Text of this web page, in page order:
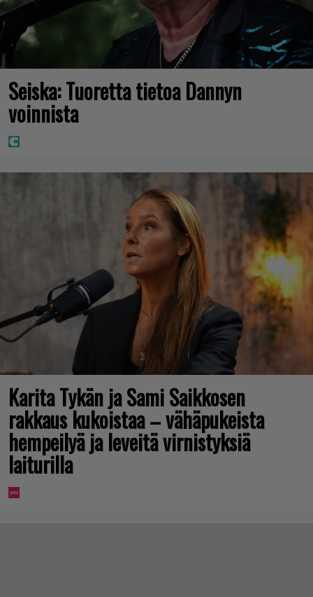
Seiska: Tuoretta tietoa Dannyn
voinnista
Karita Tykän ja Sami Saikkosen
rakkaus kukoistaa – vähäpukeista
hempeilyä ja leveitä virnistyksiä
laiturilla